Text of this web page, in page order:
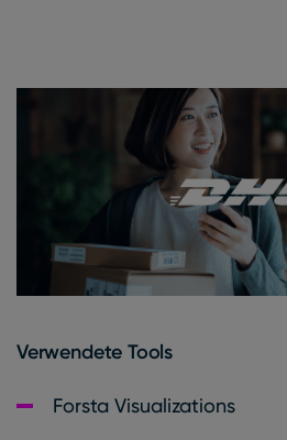
Verwendete Tools
Forsta Visualizations